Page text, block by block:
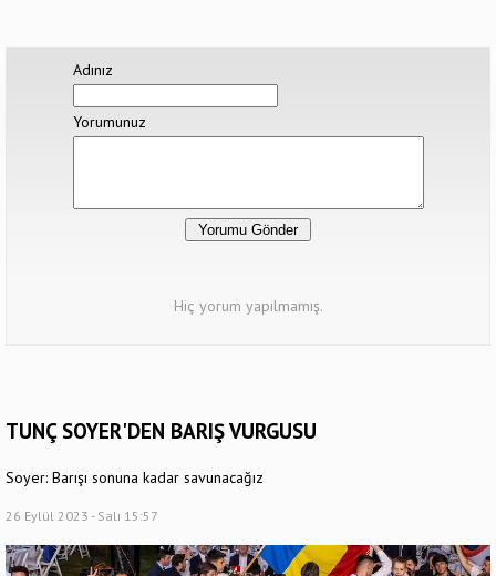
Adınız
Yorumunuz
Hiç yorum yapılmamış.
TUNÇ SOYER'DEN BARIŞ VURGUSU
Soyer: Barışı sonuna kadar savunacağız
26 Eylül 2023 - Salı 15:57